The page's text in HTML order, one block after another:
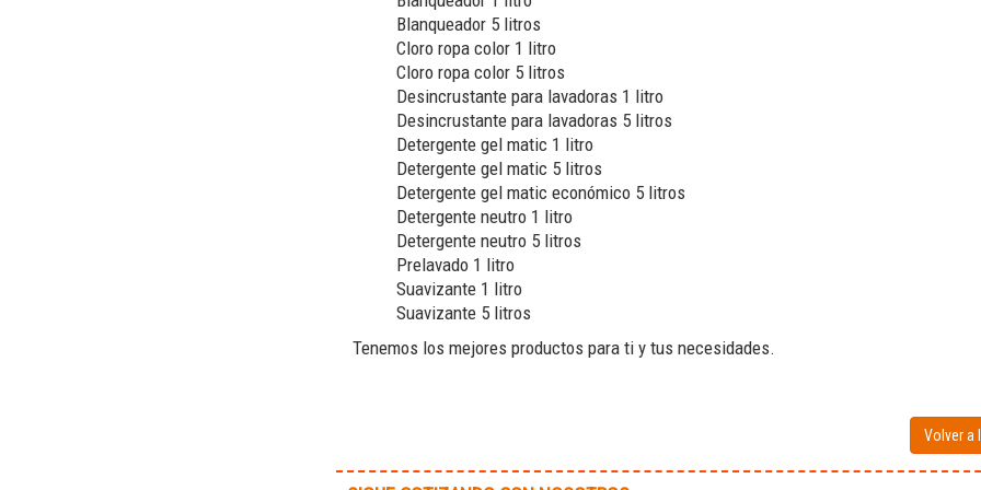
Blanqueador 5 litros
Cloro ropa color 1 litro
Cloro ropa color 5 litros
Desincrustante para lavadoras 1 litro
Desincrustante para lavadoras 5 litros
Detergente gel matic 1 litro
Detergente gel matic 5 litros
Detergente gel matic económico 5 litros
Detergente neutro 1 litro
Detergente neutro 5 litros
Prelavado 1 litro
Suavizante 1 litro
Suavizante 5 litros
Tenemos los mejores productos para ti y tus necesidades.
Volver a